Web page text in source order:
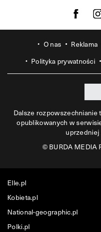
Visit us
O nas Reklama
Polityka prywatności
Dalsze rozpowszechnianie
opublikowanych w
uprzedniej
©BURDA MEDIA
Elle.pl
Kobieta.pl
National-geographic.pl
Polki.pl